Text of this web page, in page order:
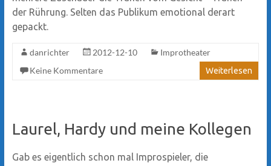
der Rührung. Selten das Publikum emotional derart
gepackt.
danrichter 2012-12-10
Improtheater
Keine Kommentare
Weiterlesen
Laurel, Hardy und meine Kollegen
Gab es eigentlich schon mal Improspieler, die